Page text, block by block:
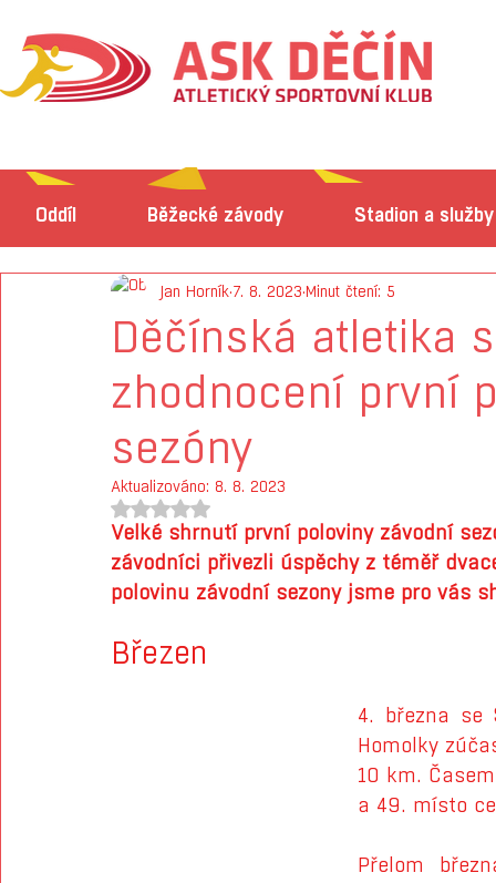
Oddíl Běžecké závody Stadion a služby
Děčínská atletika
zhodnocení první
sezóny
Jan Horník 7. 8. 2023 Minut čtení: 5
Aktualizováno: 8. 8. 2023
Hodnoceno NaN z 5 hvězdiček.
Velké shrnutí první poloviny závodní
závodníci přivezli úspěchy z téměř
polovinu závodní sezony jsme pro vás
Březen
4. března se
Homolky
10 km.
a 49. místo
Přelom